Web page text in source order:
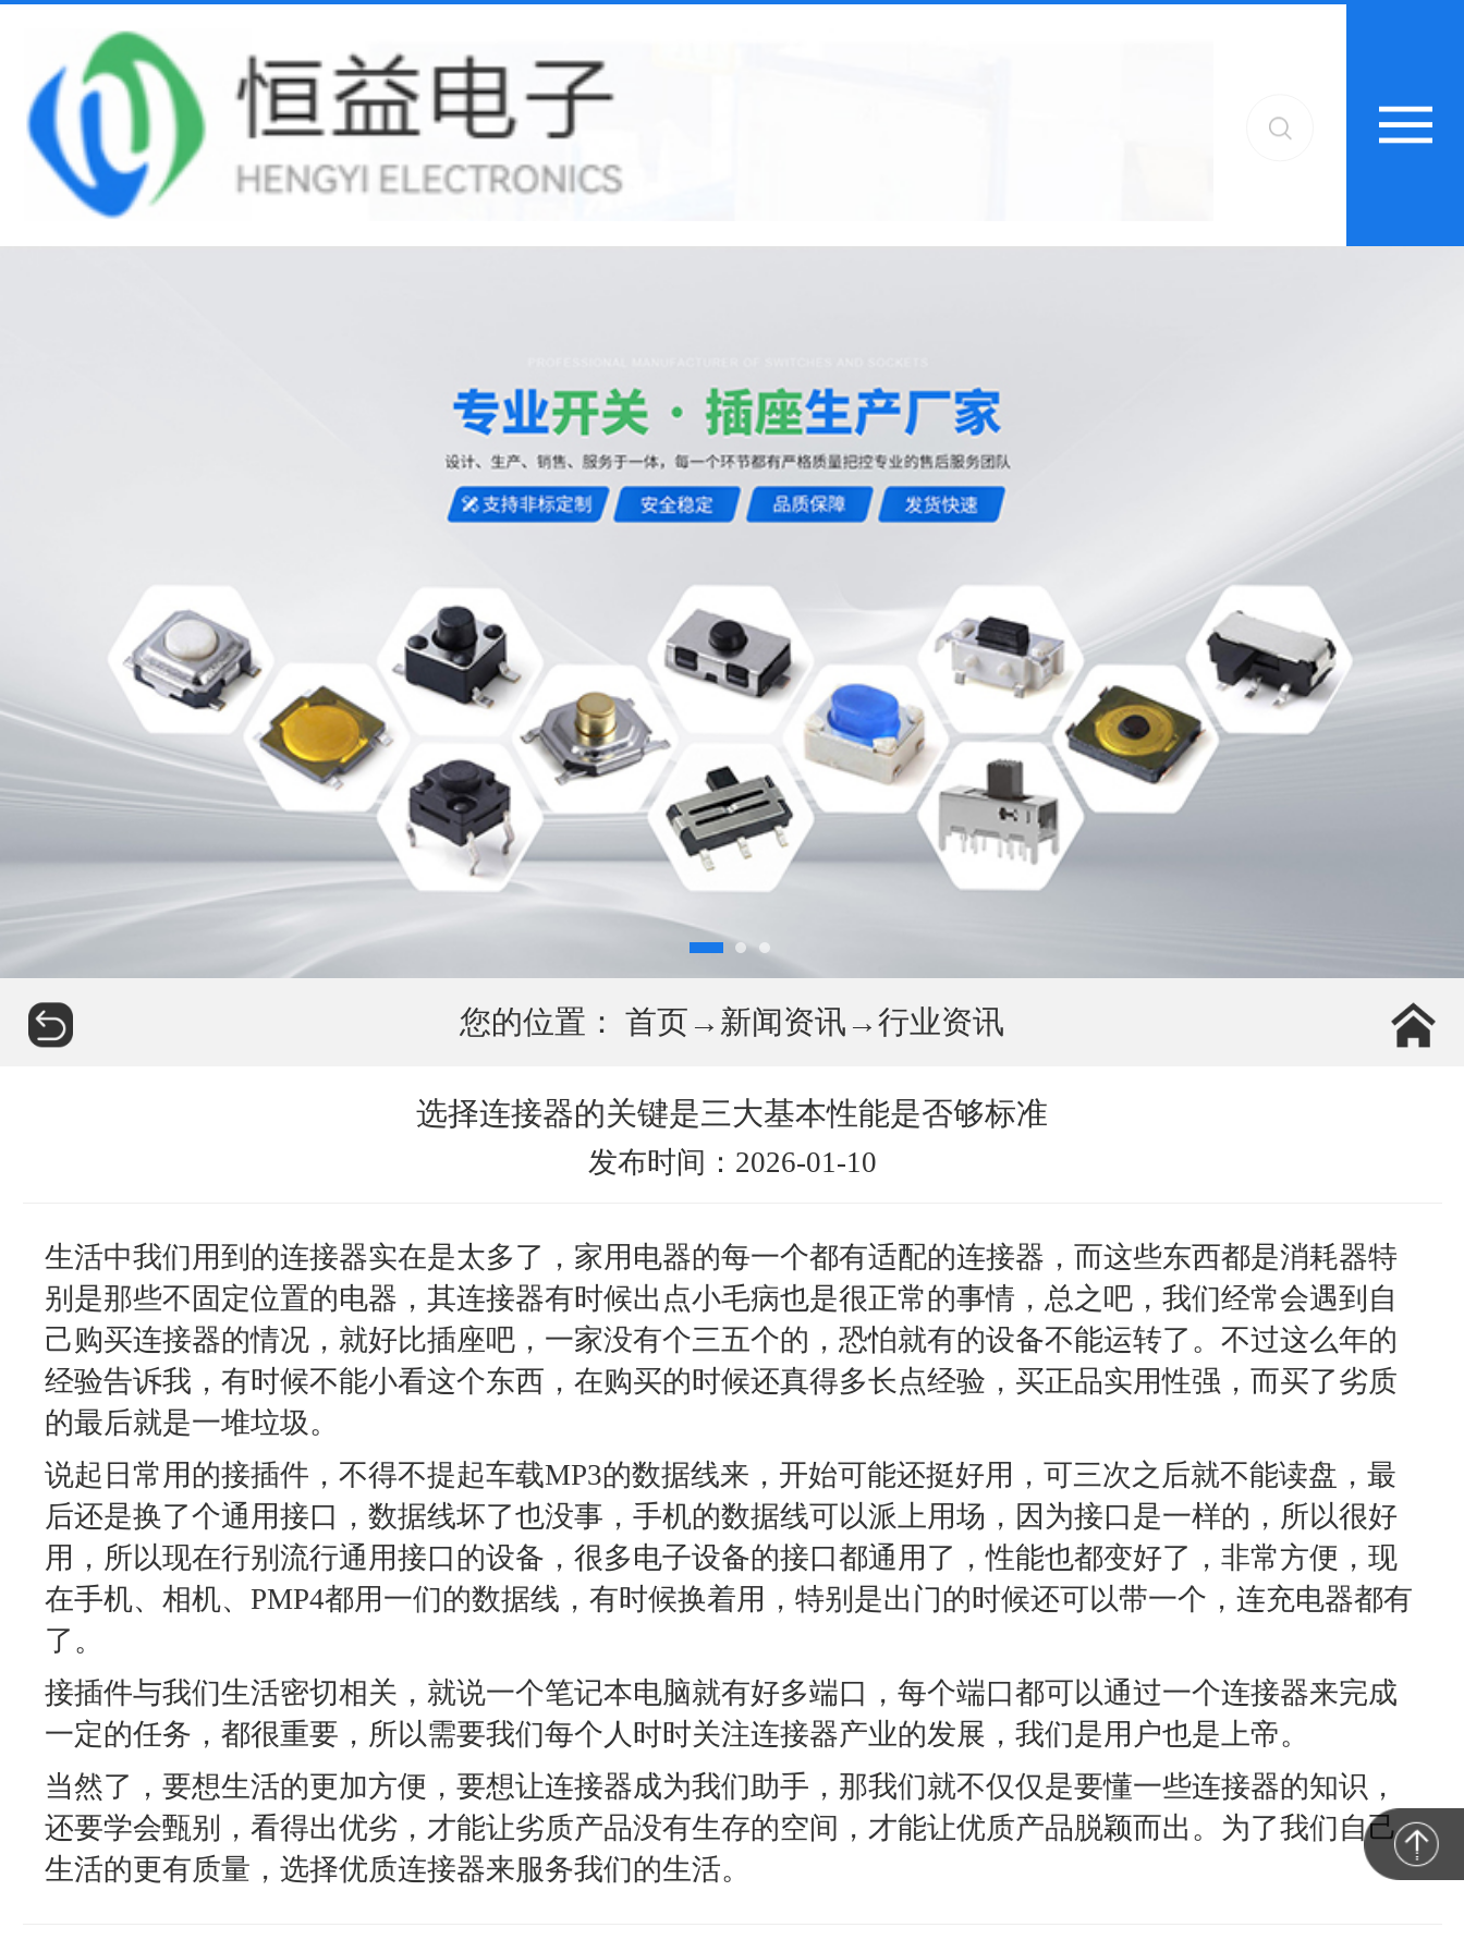
您的位置： 首页 → 新闻资讯 →行业资讯
选择连接器的关键是三大基本性能是否够标准
发布时间：2026-01-10
生活中我们用到的连接器实在是太多了，家用电器的每一个都有适配的连接器，而这些东西都是消耗器特
别是那些不固定位置的电器，其连接器有时候出点小毛病也是很正常的事情，总之吧，我们经常会遇到自
己购买连接器的情况，就好比插座吧，一家没有个三五个的，恐怕就有的设备不能运转了。不过这么年的
经验告诉我，有时候不能小看这个东西，在购买的时候还真得多长点经验，买正品实用性强，而买了劣质
的最后就是一堆垃圾。
说起日常用的接插件，不得不提起车载MP3的数据线来，开始可能还挺好用，可三次之后就不能读盘，最
后还是换了个通用接口，数据线坏了也没事，手机的数据线可以派上用场，因为接口是一样的，所以很好
用，所以现在行别流行通用接口的设备，很多电子设备的接口都通用了，性能也都变好了，非常方便，现
在手机、相机、PMP4都用一们的数据线，有时候换着用，特别是出门的时候还可以带一个，连充电器都有
了。
接插件与我们生活密切相关，就说一个笔记本电脑就有好多端口，每个端口都可以通过一个连接器来完成
一定的任务，都很重要，所以需要我们每个人时时关注连接器产业的发展，我们是用户也是上帝。
当然了，要想生活的更加方便，要想让连接器成为我们助手，那我们就不仅仅是要懂一些连接器的知识，
还要学会甄别，看得出优劣，才能让劣质产品没有生存的空间，才能让优质产品脱颖而出。为了我们自己
生活的更有质量，选择优质连接器来服务我们的生活。